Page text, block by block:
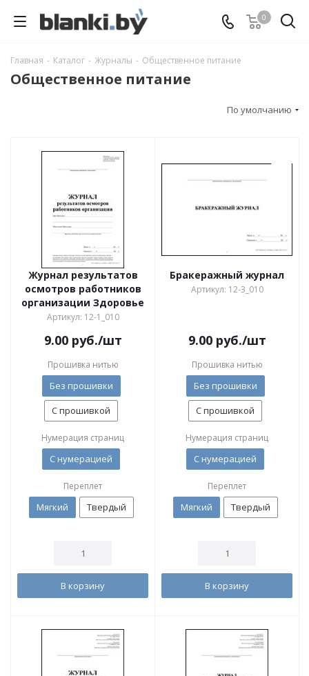
0
Главная - Каталог - Журналы - Общественное питание
Общественное питание
По умолчанию
Журнал результатов
осмотров работников
организации Здоровье
Артикул: 12-1_010
9.00руб./шт
Прошивка нитью
Без прошивки
С прошивкой
Нумерация страниц
С нумерацией
Переплет
Мягкий Твердый
В корзину
Бракеражный журнал
Артикул: 12-3_010
9.00руб./шт
Прошивка нитью
Без прошивки
С прошивкой
Нумерация страниц
С нумерацией
Переплет
Мягкий Твердый
В корзину